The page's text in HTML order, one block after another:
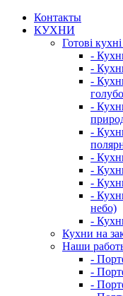
Контакты
КУХНИ
Готові
-
-
-
-
-
-
-
-
-
небо)
-
Кухни на
Наши
-
-
-